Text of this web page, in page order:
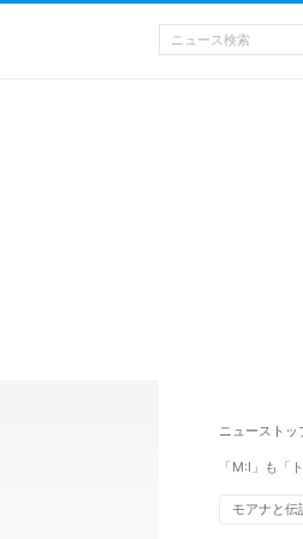
ニューストッ
「M:I」も「
モアナと伝